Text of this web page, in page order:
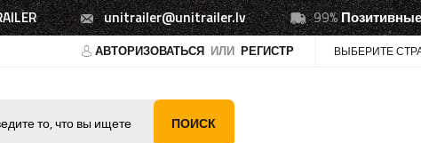
unitrailer@unitrailer.lv 99%
АВТОРИЗОВАТЬСЯ ИЛИ РЕГИСТР ВЫБЕРИТЕ
ПОИСК